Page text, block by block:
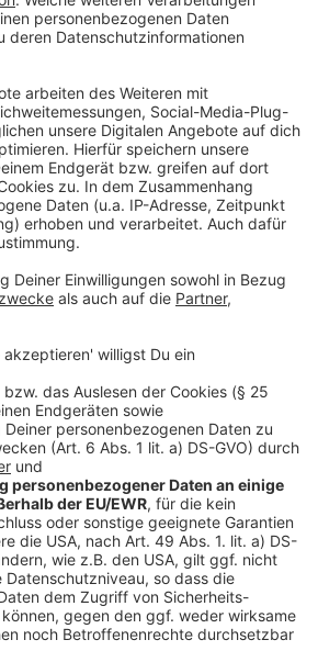
sportlichen Erfolg der Fortuna
von Joshua
Quarshie
Sport &
„Joshua Quarshie ist
und verfügt als
über sehr viel Talent. Wir haben
gezeigt, wie gut wir Spieler
Deshalb konnten wir